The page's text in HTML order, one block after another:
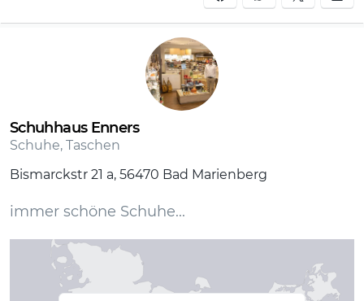
Schuhhaus Enners
Schuhe, Taschen
Bismarckstr 21 a, 56470 Bad Marienberg
immer schöne Schuhe...